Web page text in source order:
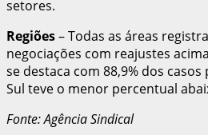
setores.
Regiões– Todas as áreas
negociações com reajustes
se destaca com 88,9% dos
Sul teve o menor percentual
Fonte: Agência Sindical